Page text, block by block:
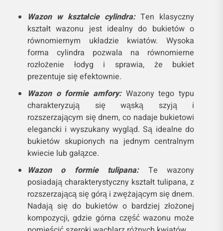
Wazon w kształcie cylindra: Ten klasyczny
kształt wazonu jest idealny do bukietów o
równomiernym układzie kwiatów. Wysoka
forma cylindra pozwala na równomierne
rozłożenie łodyg i sprawia, że bukiet
prezentuje się efektownie.
Wazon o formie amfory:Wazony tego typu
charakteryzują się wąską szyją i
rozszerzającym się dnem, co nadaje bukietowi
elegancki i wyszukany wygląd. Są idealne do
bukietów skupionych na jednym centralnym
kwiecie lub gałązce.
Wazon o formie tulipana:
Te wazony
posiadają charakterystyczny kształt tulipana, z
rozszerzającą się górą i zwężającym się dnem.
Nadają się do bukietów o bardziej złożonej
kompozycji, gdzie górna część wazonu może